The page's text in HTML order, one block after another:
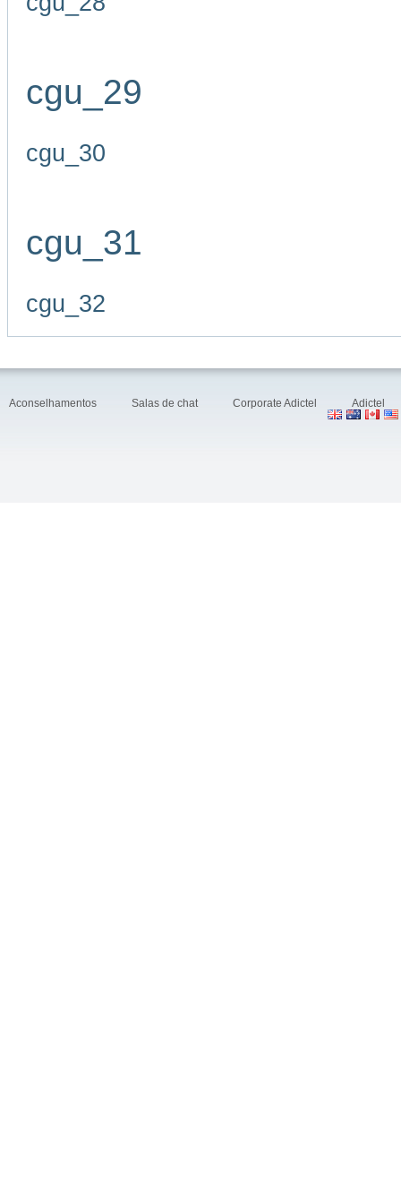
cgu_29
cgu_30
cgu_31
cgu_32
Aconselhamentos Salas de chat Corporate Adictel Adictel